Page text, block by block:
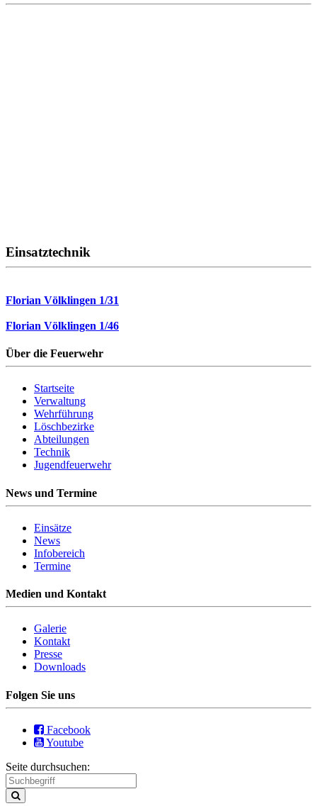
Einsatztechnik
Florian Völklingen 1/31
Florian Völklingen 1/46
Über die Feuerwehr
Startseite
Verwaltung
Wehrführung
Löschbezirke
Abteilungen
Technik
Jugendfeuerwehr
News und Termine
Einsätze
News
Infobereich
Termine
Medien und Kontakt
Galerie
Kontakt
Presse
Downloads
Folgen Sie uns
Facebook
Youtube
Seite durchsuchen: